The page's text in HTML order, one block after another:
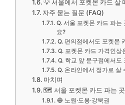
💡 서울에서 포켓몬 카드 살
자주 묻는 질문 (FAQ)
Q. 서울 포켓몬 카드 파는
요?
Q. 편의점에서도 포켓몬
Q. 포켓몬 카드 가격인상
Q. 학교 앞 문구점에서도
Q. 온라인에서 정가로 살
마치며
🗺️ 서울 포켓몬 카드 파는 곳
🔵 노원·도봉·강북권